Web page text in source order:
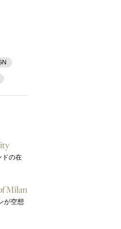
ドの在
Milan
が空想